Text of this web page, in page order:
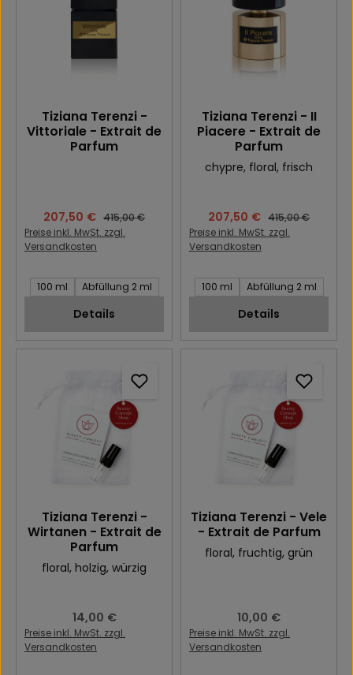
Tiziana Terenzi -
Vittoriale - Extrait de
Parfum
Verkaufspreis:
207,50 € Regulärer Preis:
415,00 €
Preise inkl. MwSt. zzgl.
Versandkosten
Inhalt des Artikel:
100 ml Abfüllung 2 ml
Details
Tiziana Terenzi - II
Piacere - Extrait de
Parfum
chypre, floral, frisch
Verkaufspreis:
207,50 € Regulärer Preis:
415,00 €
Preise inkl. MwSt. zzgl.
Versandkosten
Inhalt des Artikel:
100 ml Abfüllung 2 ml
Details
Tiziana Terenzi -
Wirtanen - Extrait de
Parfum
floral, holzig, würzig
Regulärer Preis:
14,00 €
Preise inkl. MwSt. zzgl.
Versandkosten
Tiziana Terenzi - Vele
- Extrait de Parfum
floral, fruchtig, grün
Regulärer Preis:
10,00 €
Preise inkl. MwSt. zzgl.
Versandkosten